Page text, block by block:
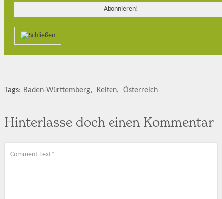
Tags: Baden-Württemberg, Kelten, Österreich
Hinterlasse doch einen Kommentar